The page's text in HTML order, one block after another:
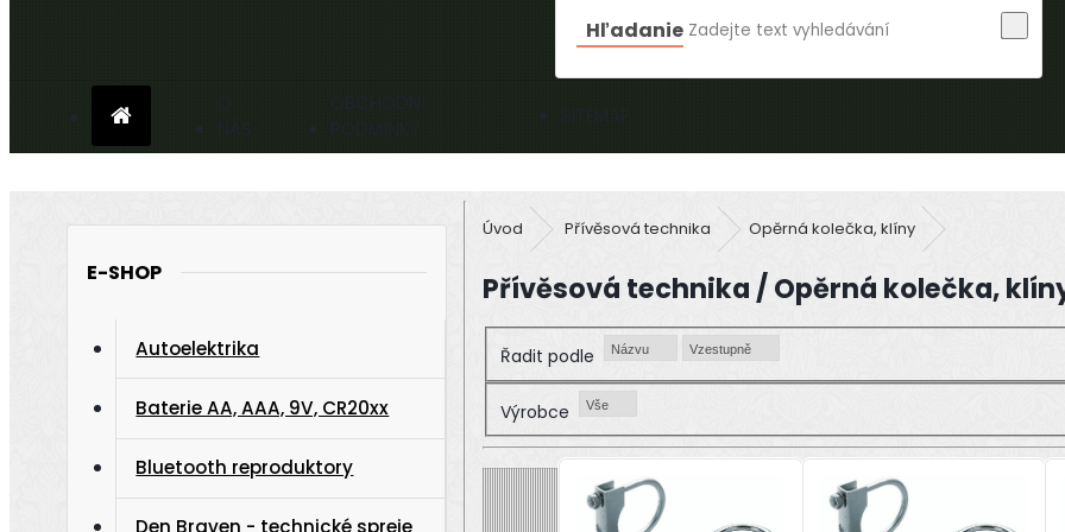
Hľadanie
E-SHOP
Autoelektrika
Baterie AA, AAA, 9V, CR20xx
Bluetooth reproduktory
Úvod Přívěsová technika Opěrná kolečka, klíny
Přívěsová technika / Opěrná kolečka,
Řadit podle Názvu Vzestupně
Výrobce Vše